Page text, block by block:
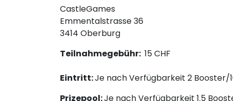
CastleGames
Emmentalstrasse 36
3414 Oberburg
Teilnahmegebühr: 15 CHF
Eintritt:Je nach Verfügbarkeit 2 Booster/
Prizepool:Je nach Verfügbarkeit 1.5